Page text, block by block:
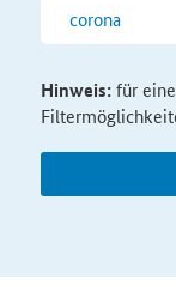
Hinweis:für